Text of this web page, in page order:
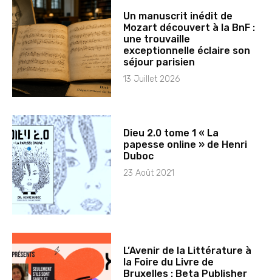
Un manuscrit inédit de
Mozart découvert à la BnF :
une trouvaille
exceptionnelle éclaire son
séjour parisien
13 Juillet 2026
Dieu 2.0 tome 1 « La
papesse online » de Henri
Duboc
23 Août 2021
L’Avenir de la Littérature à
la Foire du Livre de
Bruxelles : Beta Publisher